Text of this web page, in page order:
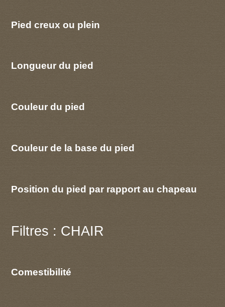
Pied creux ou plein
Longueur du pied
Couleur du pied
Couleur de la base du pied
Position du pied par rapport au chapeau
Filtres : CHAIR
Comestibilité